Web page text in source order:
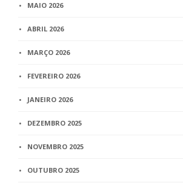
MAIO 2026
ABRIL 2026
MARÇO 2026
FEVEREIRO 2026
JANEIRO 2026
DEZEMBRO 2025
NOVEMBRO 2025
OUTUBRO 2025